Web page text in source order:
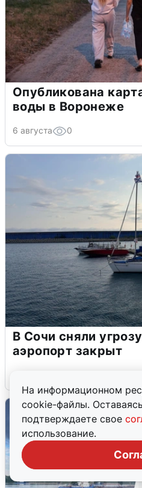
На информационном
cookie-файлы.
подтверждаете свое
использование.
Опубликована
воды в Воронеже
6 августа 0
В Сочи сняли
аэропорт закрыт